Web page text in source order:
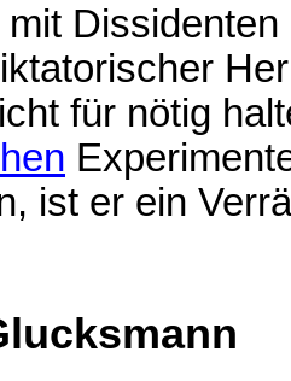
für nötig
ist er ein